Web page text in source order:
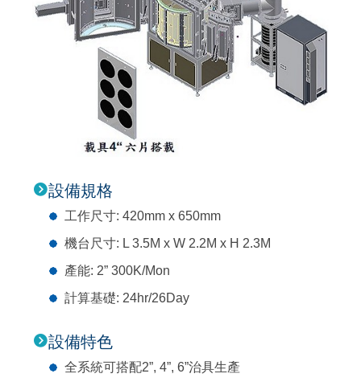
設備規格
工作尺寸: 420mm x 650mm
機台尺寸: L 3.5M x W 2.2M x H 2.3M
產能: 2” 300K/Mon
計算基礎: 24hr/26Day
設備特色
全系統可搭配2”, 4”, 6”治具生產